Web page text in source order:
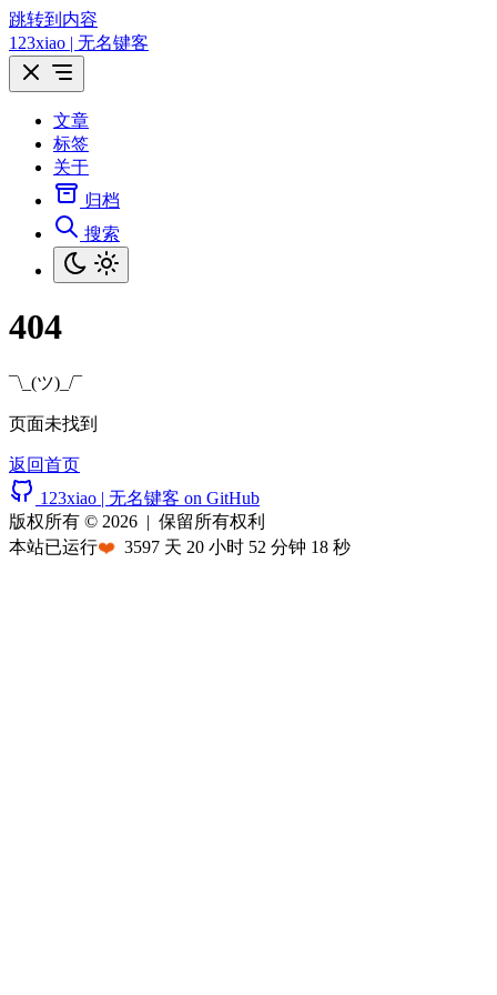
跳转到内容
123xiao | 无名键客
文章
标签
关于
归档
搜索
404
¯\_(ツ)_/¯
页面未找到
返回首页
123xiao | 无名键客 on GitHub
版权所有 © 2026 | 保留所有权利
本站已运行❤️ 3597 天 20 小时 52 分钟 18 秒